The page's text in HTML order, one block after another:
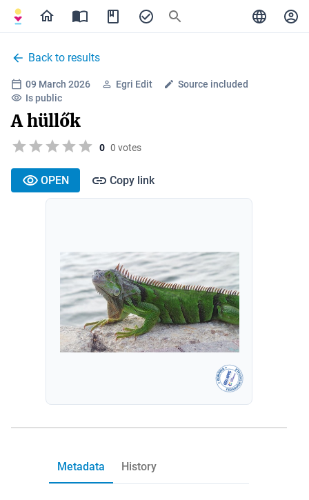
Back to results
09 March 2026 Egri Edit
Source included
Is public
A hüllők
0 0 votes
OPEN Copy link
Metadata History